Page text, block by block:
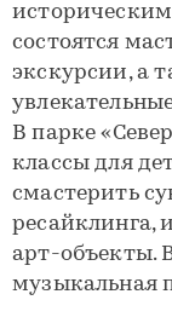
состоятся
экскурсии, а
В парке
классы для
смастерить
ресайклинга,
арт-объекты.
музыкальная